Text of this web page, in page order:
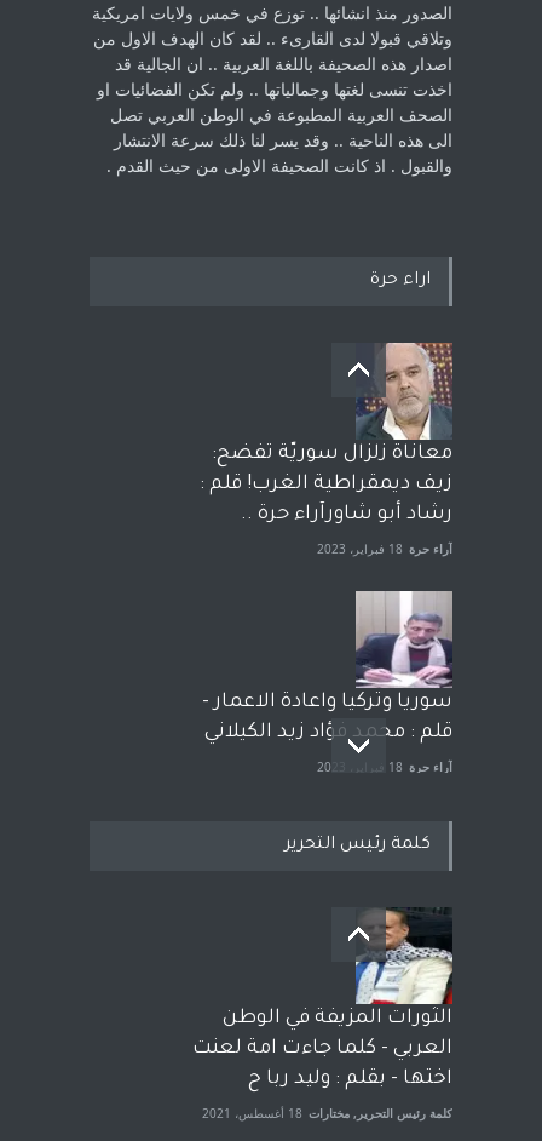
الصدور منذ انشائها .. توزع في خمس ولايات امريكية
‏وتلاقي قبولا لدى القارىء ..‏ لقد كان الهدف الاول من
اصدار هذه الصحيفة باللغة العربية .. ان الجالية قد
اخذت ‏تنسى لغتها وجمالياتها .. ولم تكن الفضائيات او
الصحف العربية المطبوعة في الوطن ‏العربي تصل
الى هذه الناحية .. وقد يسر لنا ذلك سرعة الانتشار
والقبول . اذ كانت ‏الصحيفة الاولى من حيث القدم . ‏
اراء حرة
معاناة زلزال سوريّة تفضح:
زيف ديمقراطية الغرب! قلم :
رشاد أبو شاورآراء حرة ..
آراء حرة 18 فبراير، 2023
سوريا وتركيا واعادة الاعمار -
قلم : محمد فؤاد زيد الكيلاني
آراء حرة 18 فبراير، 2023
بعد معارك قضائية طاحنة كتب
وترافع فيها بنفسه مرة اخرى..
الشيخ طارق يوسف يقهر
الحكومة الأمريكية ، فأعطوه
الجنسية عن يد وهم صاغرون،
آراء حرة مختارات 7 أبريل، 2023
كلمة رئيس التحرير
الثورات المزيفة في الوطن
العربي - كلما جاءت امة لعنت
اختها - بقلم : وليد ربا ح
كلمة رئيس التحرير , مختارات 18 أغسطس، 2021